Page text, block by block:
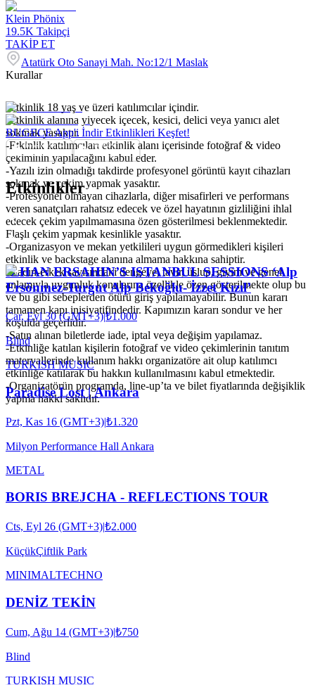
Klein Phönix
19.5K Takipçi
TAKİP ET
Atatürk Oto Sanayi Mah. No:12/1 Maslak
Kurallar
-Etkinlik 18 yaş ve üzeri katılımcılar içindir.
-Etkinlik alanına yiyecek içecek, kesici, delici veya yanıcı alet
sokmak yasaktır.
-Etkinlik katılımcıları etkinlik alanı içerisinde fotoğraf & video
çekiminin yapılacağını kabul eder.
-Yazılı izin olmadığı takdirde profesyonel görüntü kayıt cihazları
sokmak ve çekim yapmak yasaktır.
-Profesyonel olmayan cihazlarla, diğer misafirleri ve performans
veren sanatçıları rahatsız edecek ve özel hayatının gizliliğini ihlal
edecek çekim yapılmamasına özen gösterilmesi beklenmektedir.
Flaşlı çekim yapmak kesinlikle yasaktır.
-Organizasyon ve mekan yetkilileri uygun görmedikleri kişileri
etkinlik ve backstage alanına almama hakkına sahiptir.
-Kadın-erkek sayısındaki dengeye, tavır, üslup, giyim ve genel
anlamıyla uygunluk konularına özellikle özen gösterilmekte olup bu
ve bu gibi sebeplerden ötürü giriş yapılamayabilir. Bunun kararı
tamamen kapı inisiyatifindedir. Kapımızın kararı sondur ve her
koşulda geçerlidir.
-Satın alınan biletlerde iade, iptal veya değişim yapılamaz.
-Etkinliğe katılan kişilerin fotoğraf ve video çekimlerinin tanıtım
materyallerinde kullanım hakkı organizatöre ait olup katılımcı
etkinliğe katılarak bu hakkın kullanılmasını kabul etmektedir.
-Organizatörün programda, line-up’ta ve bilet fiyatlarında değişiklik
yapma hakkı saklıdır.
BUGECE App'i İndir Etkinlikleri Keşfet!
Etkinlikler
ILHAN ERSAHIN’S ISTANBUL SESSIONS ‘Alp
Ersönmez-Turgut Alp Bekoğlu- İzzet Kızıl’
Çar, Eyl 30 (GMT+3)|₺1.000
Blind
TURKISH MUSIC
Paradise Lost | Ankara
Pzt, Kas 16 (GMT+3)|₺1.320
Milyon Performance Hall Ankara
METAL
BORIS BREJCHA - REFLECTIONS TOUR
Cts, Eyl 26 (GMT+3)|₺2.000
KüçükÇiftlik Park
MINIMALTECHNO
DENİZ TEKİN
Cum, Ağu 14 (GMT+3)|₺750
Blind
TURKISH MUSIC